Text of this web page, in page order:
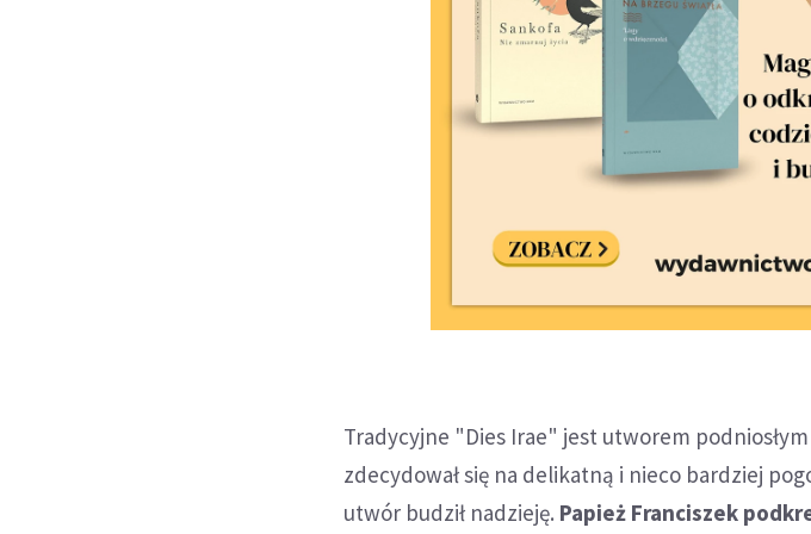
Tradycyjne "Dies Irae" jest utworem
zdecydował się na delikatną i nieco bardziej
utwór budził nadzieję. Papież Franciszek